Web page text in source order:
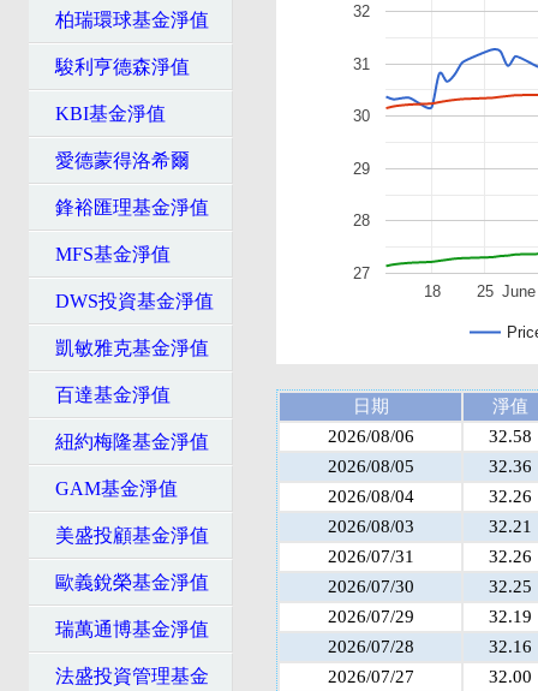
柏瑞環球基金淨值
駿利亨德森淨值
KBI基金淨值
愛德蒙得洛希爾
鋒裕匯理基金淨值
MFS基金淨值
DWS投資基金淨值
凱敏雅克基金淨值
百達基金淨值
紐約梅隆基金淨值
GAM基金淨值
美盛投顧基金淨值
歐義銳榮基金淨值
瑞萬通博基金淨值
法盛投資管理基金
18 25
27
28
29
30
31
32
日期
淨值
2026/08/06
32.58
2026/08/05
32.36
2026/08/04
32.26
2026/08/03
32.21
2026/07/31
32.26
2026/07/30
32.25
2026/07/29
32.19
2026/07/28
32.16
2026/07/27
32.00